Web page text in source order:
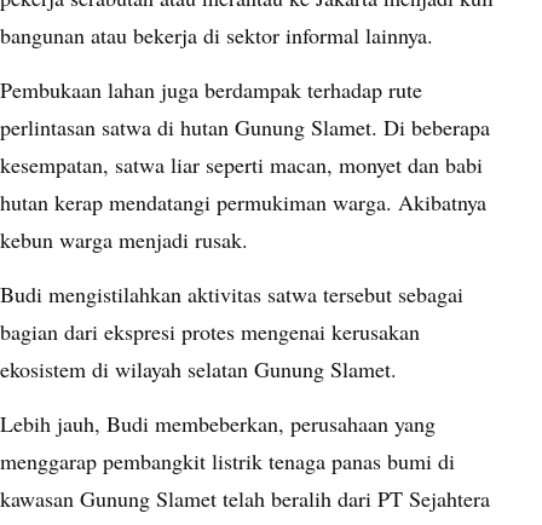
bangunan atau bekerja di sektor informal lainnya.
Pembukaan lahan juga berdampak terhadap rute
perlintasan satwa di hutan Gunung Slamet. Di beberapa
kesempatan, satwa liar seperti macan, monyet dan babi
hutan kerap mendatangi permukiman warga. Akibatnya
kebun warga menjadi rusak.
Budi mengistilahkan aktivitas satwa tersebut sebagai
bagian dari ekspresi protes mengenai kerusakan
ekosistem di wilayah selatan Gunung Slamet.
Lebih jauh, Budi membeberkan, perusahaan yang
menggarap pembangkit listrik tenaga panas bumi di
kawasan Gunung Slamet telah beralih dari PT Sejahtera